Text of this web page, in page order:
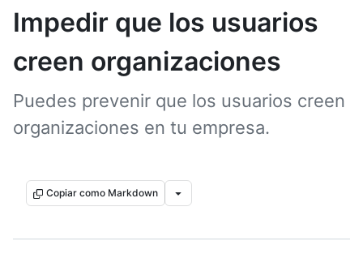
Impedir que los usuarios
creen organizaciones
Puedes prevenir que los usuarios creen
organizaciones en tu empresa.
Copiar como Markdown